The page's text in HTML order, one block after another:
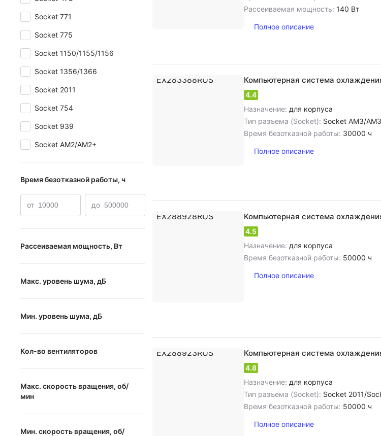
Socket 771
Socket 775
Socket 1150/1155/1156
Socket 1356/1366
Socket 2011
Socket 754
Socket 939
Socket AM2/AM2+
Время безотказной работы, ч
от до
Рассеиваемая мощность, Вт
Макс. уровень шума, дБ
Мин. уровень шума, дБ
Кол-во вентиляторов
1 вентилятор
2 вентилятора
Макс. скорость вращения, об/
мин
Мин. скорость вращения, об/
Рассеиваемая мощность: 140 Вт
Полное описание
Компьютерная система
4.4
Назначение: для корпуса
Тип разъема (Socket): Socket AM3/
Время безотказной работы: 30000 ч
Полное описание
Компьютерная система
4.5
Назначение: для корпуса
Время безотказной работы: 50000 ч
Полное описание
Компьютерная система
4.8
Назначение: для корпуса
Тип разъема (Socket): Socket 2011/Socket
Время безотказной работы: 50000 ч
Полное описание